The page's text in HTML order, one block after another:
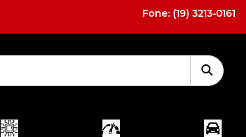
Fone: (19) 3213-0161